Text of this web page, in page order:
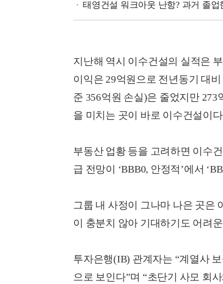
태영건설 워크아웃 난항? 과거 졸업
지난해 역시 이수건설의 실적은
이익은 29억원으로 전년동기 대
준 356억원 손실)은 줄었지만
을 미치는 곳이 바로 이수건설이
부동산 업황 등을 고려하면 이수
급 전망이 ‘BBB0, 안정적’에서
그룹 내 사정이 그나마 나은 곳은
이 충분치 않아 기대하기도 어려
투자은행(IB) 관계자는 “계열사
으로 보인다”며 “초단기 사모 회